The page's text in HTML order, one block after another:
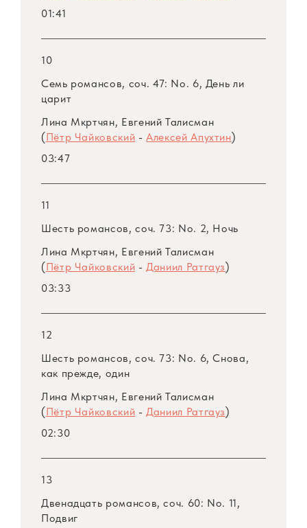
01:41
10
Семь романсов, соч. 47: No. 6, День ли
царит
Лина Мкртчян, Евгений Талисман
(Пётр Чайковский -Алексей Апухтин)
03:47
11
Шесть романсов, соч. 73: No. 2, Ночь
Лина Мкртчян, Евгений Талисман
(Пётр Чайковский -Даниил Ратгауз)
03:33
12
Шесть романсов, соч. 73: No. 6, Снова,
как прежде, один
Лина Мкртчян, Евгений Талисман
(Пётр Чайковский -Даниил Ратгауз)
02:30
13
Двенадцать романсов, соч. 60: No. 11,
Подвиг